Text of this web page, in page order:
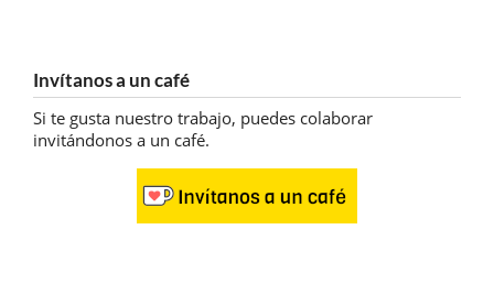
Invítanos a un café
Si te gusta nuestro trabajo, puedes colaborar
invitándonos a un café.